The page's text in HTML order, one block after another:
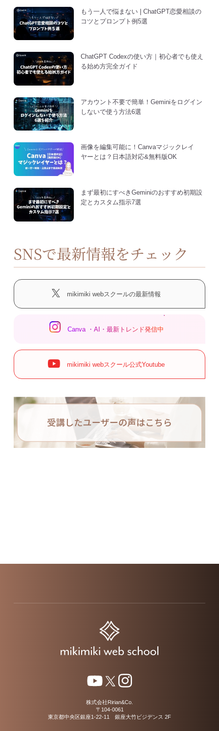
もう一人で悩まない | ChatGPT恋愛相談の
コツとプロンプト例5選
ChatGPT Codexの使い方｜初心者でも使え
る始め方完全ガイド
アカウント不要で簡単！Geminiをログイン
しないで使う方法6選
画像を編集可能に！Canvaマジックレイ
ヤーとは？日本語対応&無料版OK
まず最初にすべきGeminiのおすすめ初期設
定とカスタム指示7選
SNSで最新情報をチェック
mikimiki webスクールの最新情報
Canva ・AI・最新トレンド発信中
mikimiki webスクール公式Youtube
株式会社Ririan&Co.
〒104-0061
東京都中央区銀座1-22-11 銀座大竹ビジデンス 2F